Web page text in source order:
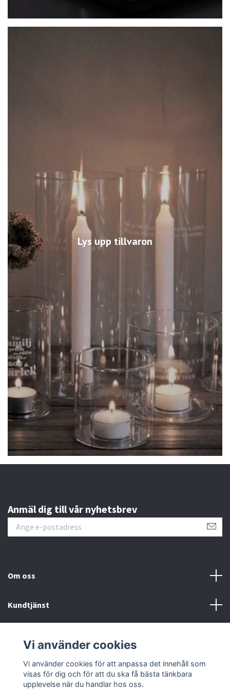
Lys upp tillvaron
Anmäl dig till vår nyhetsbrev
Om oss
Kundtjänst
Sociala medier
Vi använder cookies
Vi använder cookies för att anpassa det innehåll som
visas för dig och för att du ska få bästa tänkbara
upplevelse när du handlar hos oss.